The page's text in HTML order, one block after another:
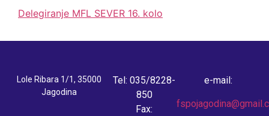
Delegiranje MFL SEVER 16. kolo
Lole Ribara 1/1, 35000
Jagodina
Tel: 035/8228-
850
Fax:
e-mail: